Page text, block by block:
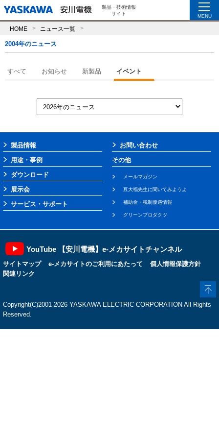
製品・技術情報
サイト
MENU
HOME ニュース一覧
2004年のニュース
すべて お知らせ 新製品 イベント
製品情報
用途・事例
ダウンロード
展示会
サービス・サポート
お問い合わせ
その他
メールマガジン
豆大福先生に聞いてみようよ
補助金・税制優遇情報
グリーンプロダクツ
YouTube 【安川電機】e-メカサイトチャンネル
サイトマップ e-メカサイトのご利用にあたって
個人情報保護方針
関連リンク
Copyright(C)2001‐2026 YASKAWA ELECTRIC CORPORATION All Rights
Reserved.